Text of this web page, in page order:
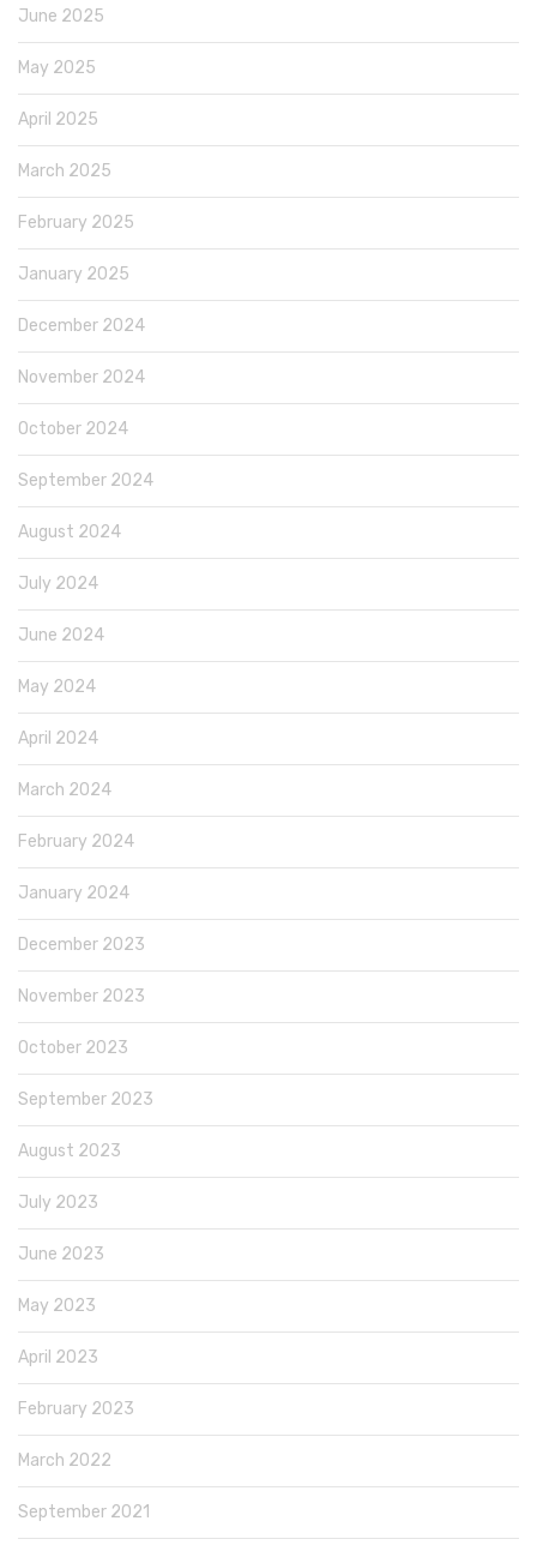
June 2025
May 2025
April 2025
March 2025
February 2025
January 2025
December 2024
November 2024
October 2024
September 2024
August 2024
July 2024
June 2024
May 2024
April 2024
March 2024
February 2024
January 2024
December 2023
November 2023
October 2023
September 2023
August 2023
July 2023
June 2023
May 2023
April 2023
February 2023
March 2022
September 2021